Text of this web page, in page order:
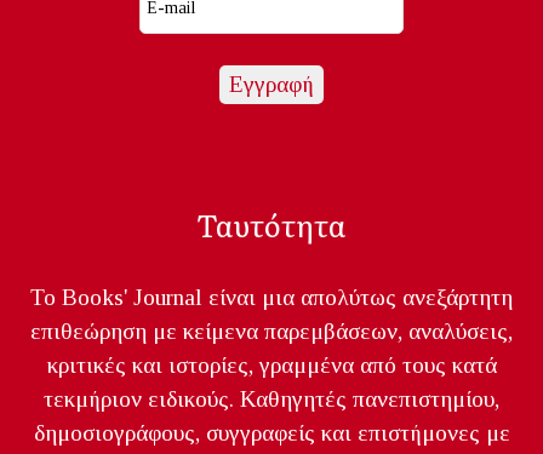
Ταυτότητα
Το Books' Journal είναι μια απολύτως ανεξάρτητη
επιθεώρηση με κείμενα παρεμβάσεων, αναλύσεις,
κριτικές και ιστορίες, γραμμένα από τους κατά
τεκμήριον ειδικούς. Καθηγητές πανεπιστημίου,
δημοσιογράφους, συγγραφείς και επιστήμονες με